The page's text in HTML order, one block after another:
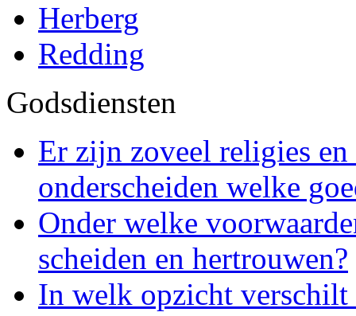
Herberg
Redding
Godsdiensten
Er zijn zoveel religies
onderscheiden welke
Onder welke
scheiden en hertrouwen?
In welk opzicht verschilt